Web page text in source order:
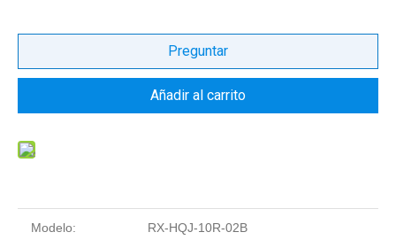
Preguntar
Añadir al carrito
Modelo: RX-HQJ-10R-02B